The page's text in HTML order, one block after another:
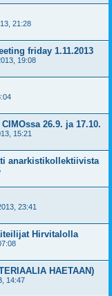
21:28
friday 1.11.2013
19:08
26.9. ja 17.10.
15:21
anarkistikollektiivista
23:41
Hirvitalolla
HAETAAN)
14:47